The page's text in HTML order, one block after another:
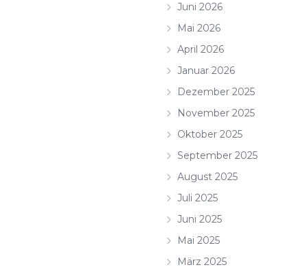
Juni 2026
Mai 2026
April 2026
Januar 2026
Dezember 2025
November 2025
Oktober 2025
September 2025
August 2025
Juli 2025
Juni 2025
Mai 2025
März 2025